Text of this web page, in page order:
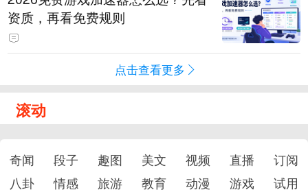
资质，再看免费规则
点击查看更多
滚动
奇闻 段子 趣图 美文 视频 直播
订阅
八卦
情感 旅游 教育 动漫 游戏 试用